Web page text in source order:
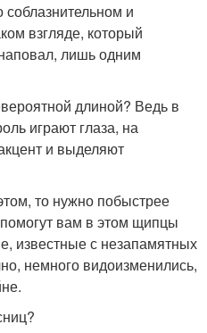
соблазнительном и
взгляде, который
лишь одним
длиной? Ведь в
играют глаза, на
и выделяют
то нужно побыстрее
вам в этом щипцы
известные с незапамятных
немного видоизменились,